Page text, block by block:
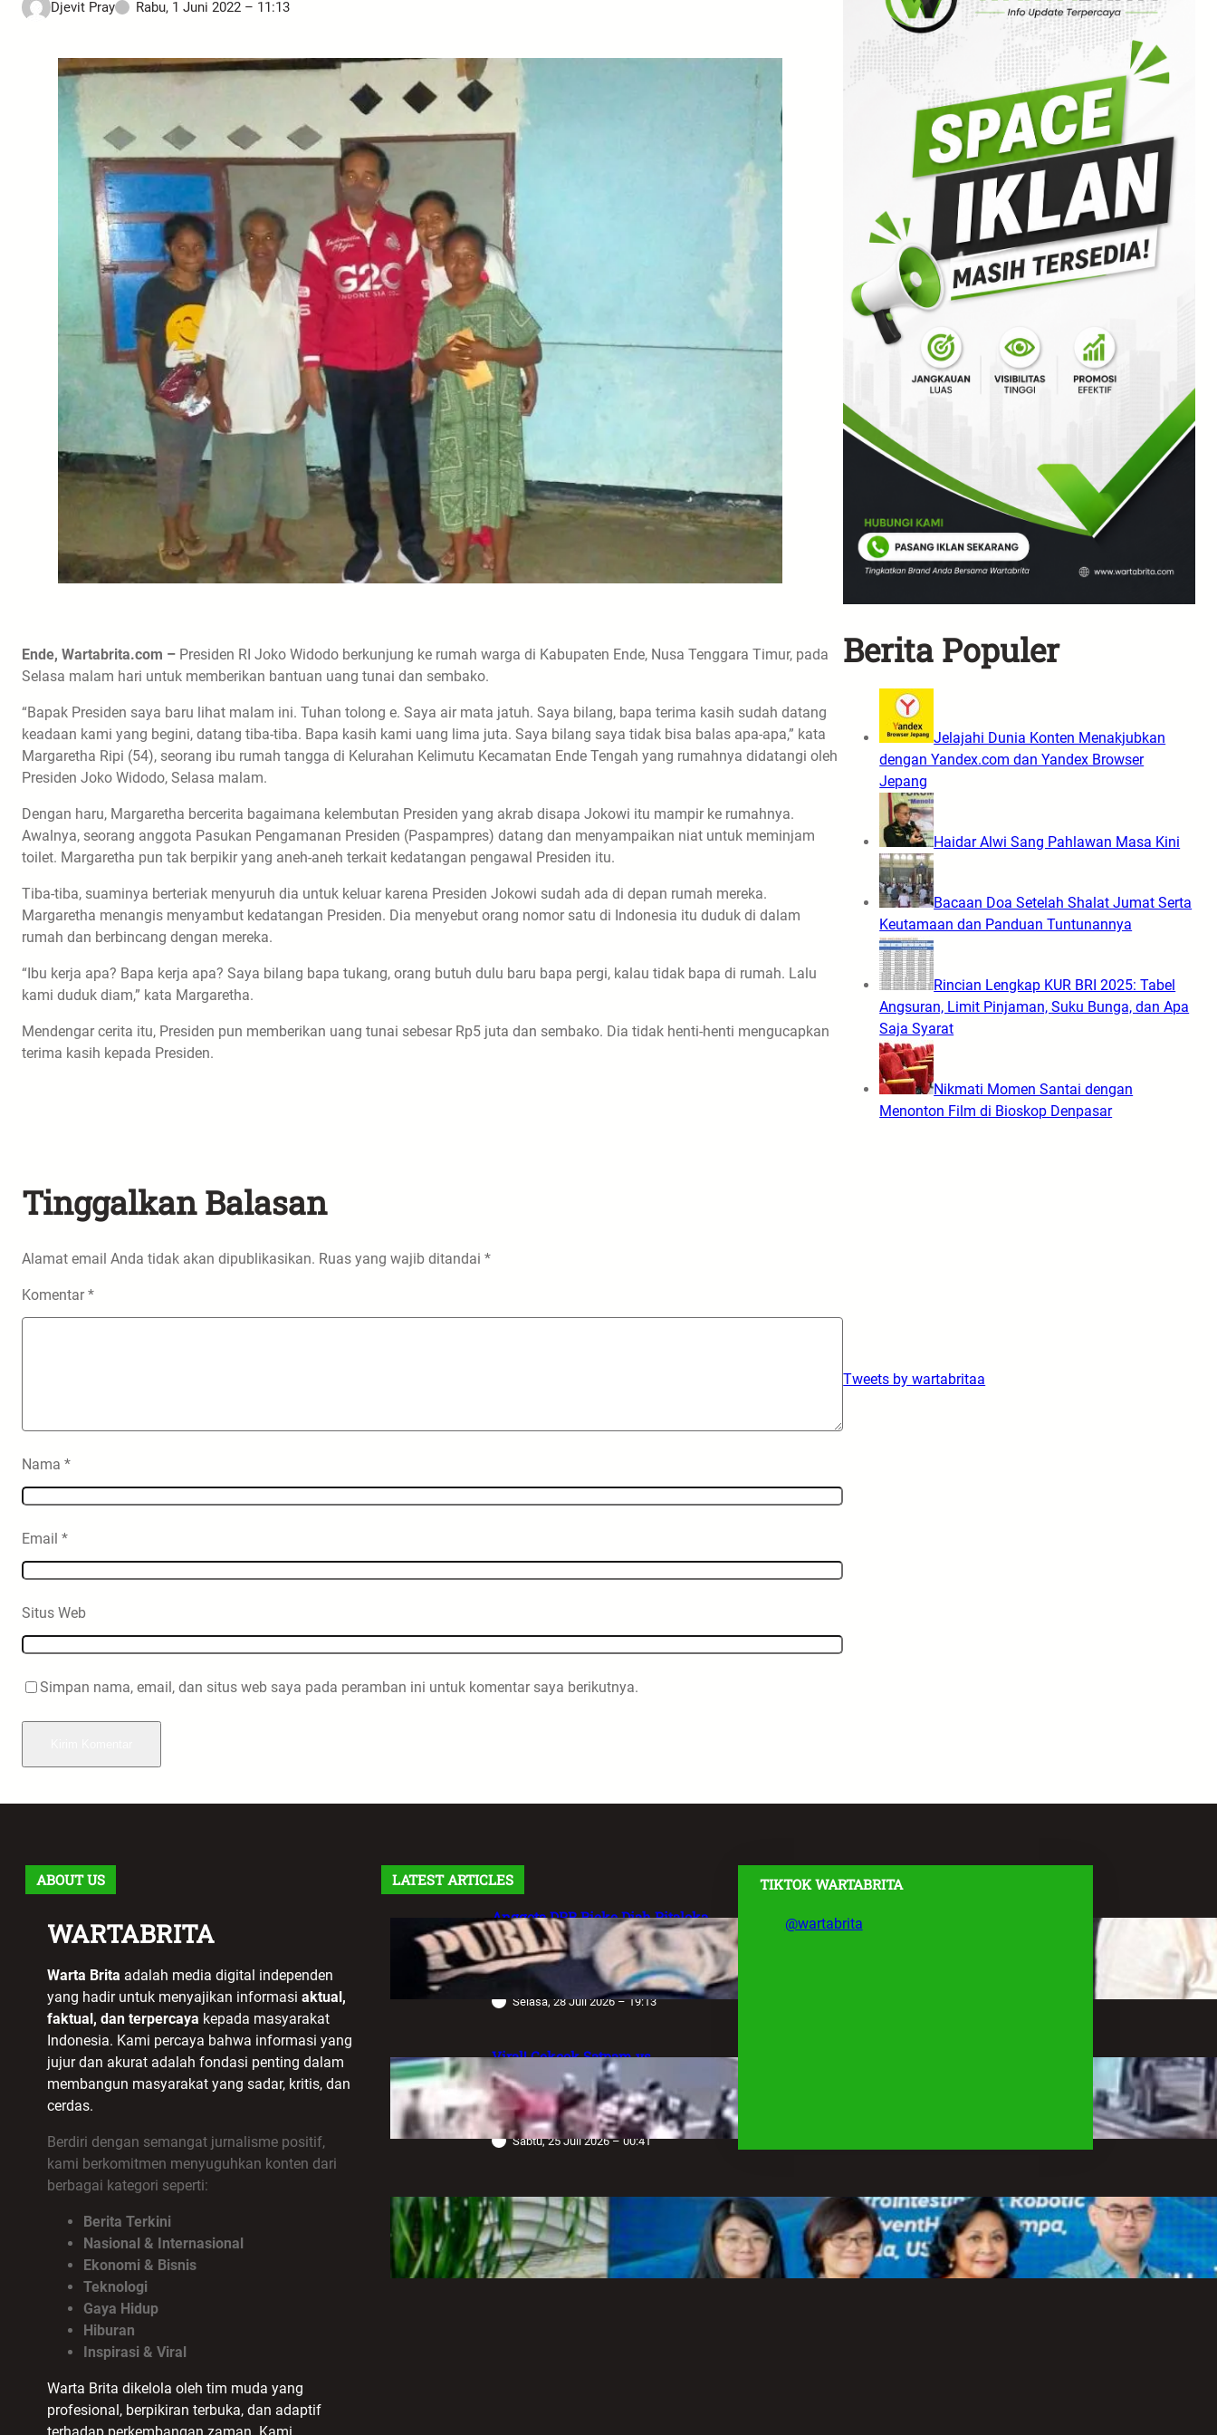
Djevit Pray Rabu, 1 Juni 2022 – 11:13
Ende, Wartabrita.com – Presiden RI Joko Widodo berkunjung ke rumah warga di Kabupaten Ende, Nusa Tenggara Timur, pada
Selasa malam hari untuk memberikan bantuan uang tunai dan sembako.
“Bapak Presiden saya baru lihat malam ini. Tuhan tolong e. Saya air mata jatuh. Saya bilang, bapa terima kasih sudah datang
keadaan kami yang begini, datang tiba-tiba. Bapa kasih kami uang lima juta. Saya bilang saya tidak bisa balas apa-apa,” kata
Margaretha Ripi (54), seorang ibu rumah tangga di Kelurahan Kelimutu Kecamatan Ende Tengah yang rumahnya didatangi oleh
Presiden Joko Widodo, Selasa malam.
Dengan haru, Margaretha bercerita bagaimana kelembutan Presiden yang akrab disapa Jokowi itu mampir ke rumahnya.
Awalnya, seorang anggota Pasukan Pengamanan Presiden (Paspampres) datang dan menyampaikan niat untuk meminjam
toilet. Margaretha pun tak berpikir yang aneh-aneh terkait kedatangan pengawal Presiden itu.
Tiba-tiba, suaminya berteriak menyuruh dia untuk keluar karena Presiden Jokowi sudah ada di depan rumah mereka.
Margaretha menangis menyambut kedatangan Presiden. Dia menyebut orang nomor satu di Indonesia itu duduk di dalam
rumah dan berbincang dengan mereka.
“Ibu kerja apa? Bapa kerja apa? Saya bilang bapa tukang, orang butuh dulu baru bapa pergi, kalau tidak bapa di rumah. Lalu
kami duduk diam,” kata Margaretha.
Mendengar cerita itu, Presiden pun memberikan uang tunai sebesar Rp5 juta dan sembako. Dia tidak henti-henti mengucapkan
terima kasih kepada Presiden.
Tinggalkan Balasan
Alamat email Anda tidak akan dipublikasikan. Ruas yang wajib ditandai *
Komentar*
Nama *
Email *
Situs Web
Simpan nama, email, dan situs web saya pada peramban ini untuk komentar saya berikutnya.
Berita Populer
Jelajahi Dunia Konten Menakjubkan
dengan Yandex.com dan Yandex Browser
Jepang
Haidar Alwi Sang Pahlawan Masa Kini
Bacaan Doa Setelah Shalat Jumat Serta
Keutamaan dan Panduan Tuntunannya
Rincian Lengkap KUR BRI 2025: Tabel
Angsuran, Limit Pinjaman, Suku Bunga, dan Apa
Saja Syarat
Nikmati Momen Santai dengan
Menonton Film di Bioskop Denpasar
Tweets by wartabritaa
ABOUT US
WARTABRITA
Warta Brita adalah media digital independen
yang hadir untuk menyajikan informasi aktual,
faktual, dan terpercaya kepada masyarakat
Indonesia. Kami percaya bahwa informasi yang
jujur dan akurat adalah fondasi penting dalam
membangun masyarakat yang sadar, kritis, dan
cerdas.
Berdiri dengan semangat jurnalisme positif,
kami berkomitmen menyuguhkan konten dari
berbagai kategori seperti:
Berita Terkini
Nasional & Internasional
Ekonomi & Bisnis
Teknologi
Gaya Hidup
Hiburan
Inspirasi & Viral
Warta Brita dikelola oleh tim muda yang
profesional, berpikiran terbuka, dan adaptif
LATEST ARTICLES
Anggota DPR Rieke Diah Pitaloka
Soroti Maraknya Aksi Main Hakim
Sendiri, Desak Negara Tegakkan
Hukum
Selasa, 28 Juli 2026 – 19:13
Viral! Cekcok Satpam vs
Pengemudi Alphard di Bundaran HI,
Berujung Terungkap Sang Sopir
Anggota Polda Jabar
Sabtu, 25 Juli 2026 – 00:41
Robot Operasi Paling Canggih di
Dunia Kini Hadir di Indonesia
Melalui RS Mandaya Puri
Senin, 20 Juli 2026 – 13:50
TIKTOK WARTABRITA
@wartabrita